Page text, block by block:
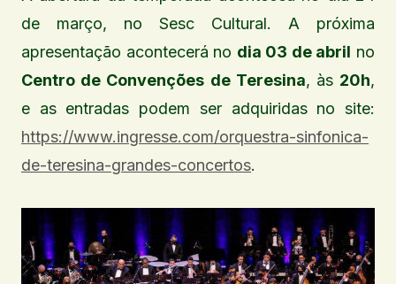
de março, no Sesc Cultural. A próxima
apresentação acontecerá no dia 03 de abril no
Centro de Convenções de Teresina, às 20h,
e as entradas podem ser adquiridas no site:
https://www.ingresse.com/orquestra-sinfonica-
de-teresina-grandes-concertos.